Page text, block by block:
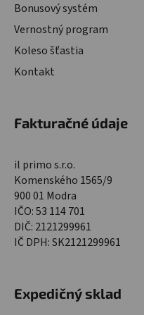
Bonusový systém
Vernostný program
Koleso šťastia
Kontakt
Fakturačné údaje
il primo s.r.o.
Komenského 1565/9
900 01 Modra
IČO: 53 114 701
DIČ: 2121299961
IČ DPH: SK2121299961
Expedičný sklad